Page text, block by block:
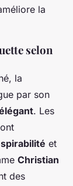
la
selon
la
par son
. Les
et
Christian
des